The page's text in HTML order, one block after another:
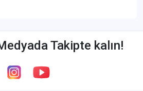
Takipte kalın!